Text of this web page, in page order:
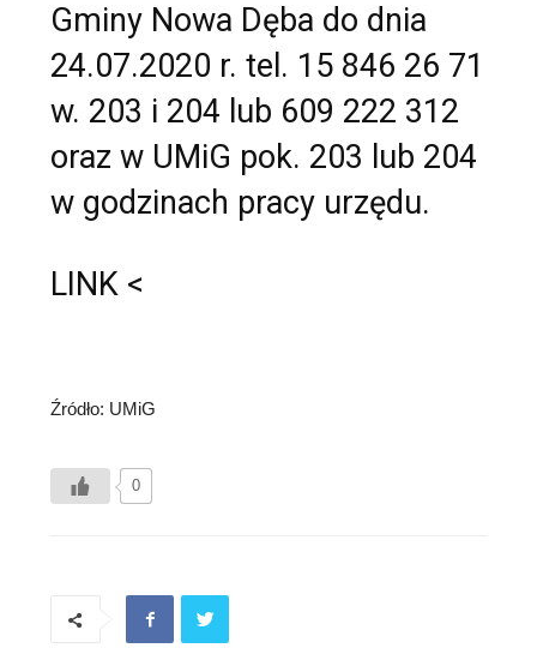
Gminy Nowa Dęba do dnia
24.07.2020 r. tel. 15 846 26 71
w. 203 i 204 lub 609 222 312
oraz w UMiG pok. 203 lub 204
w godzinach pracy urzędu.
LINK <
Źródło: UMiG
0